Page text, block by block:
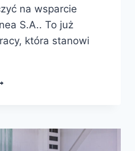
na wsparcie
S.A.. To już
która stanowi